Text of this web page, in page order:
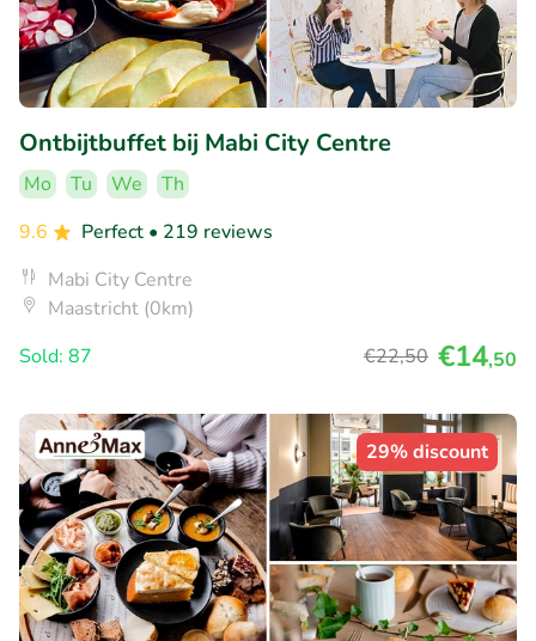
Ontbijtbuffet bij Mabi City Centre
Mo Tu We
Th
9.6
Perfect • 219 reviews
Mabi City Centre
Maastricht (0km)
Sold: 87
€22,50 €14,50
29% discount